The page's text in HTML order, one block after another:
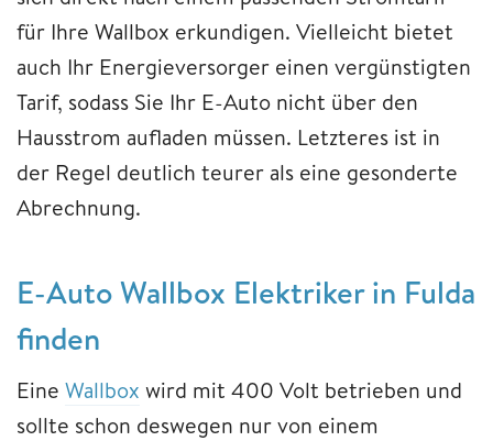
für Ihre Wallbox erkundigen. Vielleicht bietet
auch Ihr Energieversorger einen vergünstigten
Tarif, sodass Sie Ihr E-Auto nicht über den
Hausstrom aufladen müssen. Letzteres ist in
der Regel deutlich teurer als eine gesonderte
Abrechnung.
E-Auto Wallbox Elektriker in Fulda
finden
Eine Wallbox wird mit 400 Volt betrieben und
sollte schon deswegen nur von einem